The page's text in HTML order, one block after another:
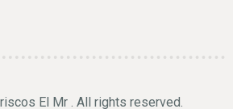
El Mr . All rights reserved.